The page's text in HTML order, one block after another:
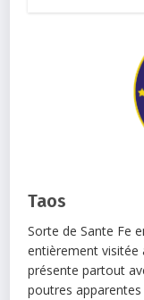
Taos
Sorte de Sante Fe
entièrement visitée
présente partout
poutres apparentes